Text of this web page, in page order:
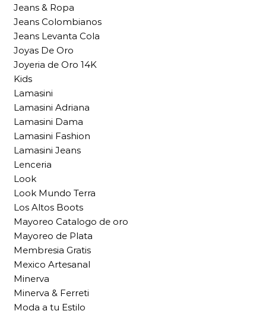
Jeans & Ropa
Jeans Colombianos
Jeans Levanta Cola
Joyas De Oro
Joyeria de Oro 14K
Kids
Lamasini
Lamasini Adriana
Lamasini Dama
Lamasini Fashion
Lamasini Jeans
Lenceria
Look
Look Mundo Terra
Los Altos Boots
Mayoreo Catalogo de oro
Mayoreo de Plata
Membresia Gratis
Mexico Artesanal
Minerva
Minerva & Ferreti
Moda a tu Estilo